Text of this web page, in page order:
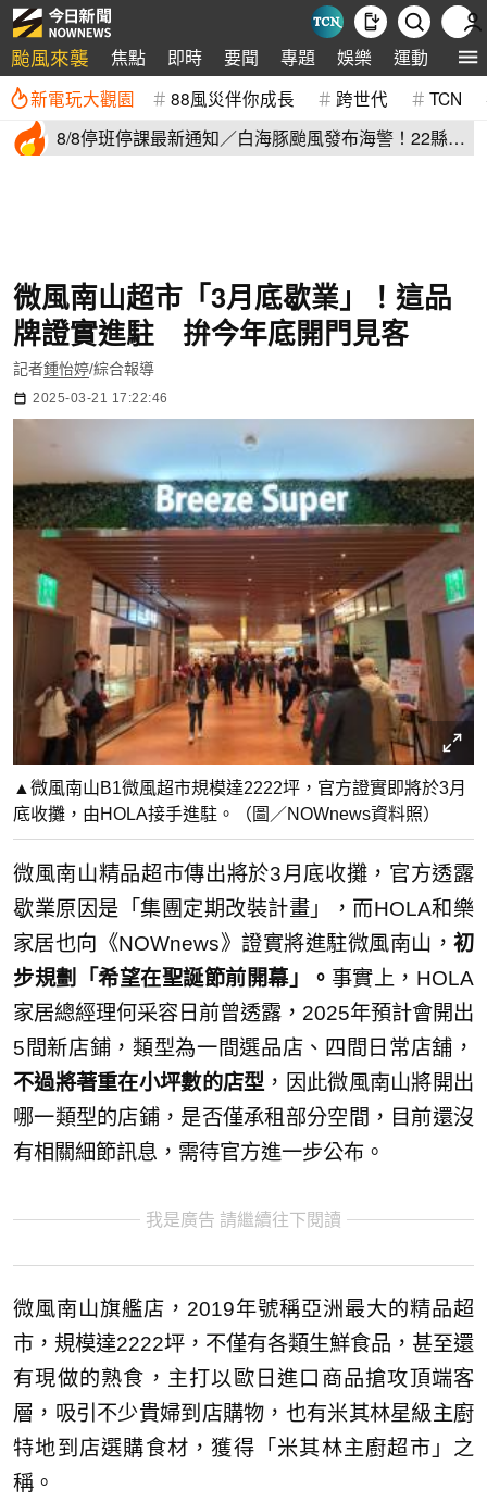
颱風來襲 焦點 即時 要聞 專題 娛樂 運動 全球
新電玩大觀園 88風災伴你成長 跨世代 TCN
8/8停班停課最新通知／白海豚颱風發布海警！22縣市
微風南山超市「3月底歇業」！這品
牌證實進駐 拚今年底開門見客
記者鍾怡婷/綜合報導
2025-03-21 17:22:46
▲微風南山B1微風超市規模達2222坪，官方證實即將於3月
底收攤，由HOLA接手進駐。（圖／NOWnews資料照）
微風南山精品超市傳出將於3月底收攤，官方透露
歇業原因是「集團定期改裝計畫」，而HOLA和樂
家居也向《NOWnews》證實將進駐微風南山， 初
步規劃「希望在聖誕節前開幕」。 事實上，HOLA
家居總經理何采容日前曾透露，2025年預計會開出
5間新店鋪，類型為一間選品店、四間日常店舖，
不過將著重在小坪數的店型 ，因此微風南山將開出
哪一類型的店鋪，是否僅承租部分空間，目前還沒
有相關細節訊息，需待官方進一步公布。
我是廣告 請繼續往下閱讀
微風南山旗艦店，2019年號稱亞洲最大的精品超
市，規模達2222坪，不僅有各類生鮮食品，甚至還
有現做的熟食，主打以歐日進口商品搶攻頂端客
層，吸引不少貴婦到店購物，也有米其林星級主廚
特地到店選購食材，獲得「米其林主廚超市」之
稱。